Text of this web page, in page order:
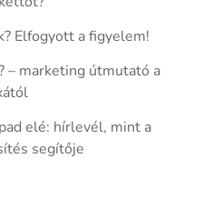
Elfogyott a figyelem!
– marketing útmutató a
elé: hírlevél, mint a
segítője